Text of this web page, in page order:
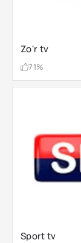
Zo'r tv
71%
Sport tv